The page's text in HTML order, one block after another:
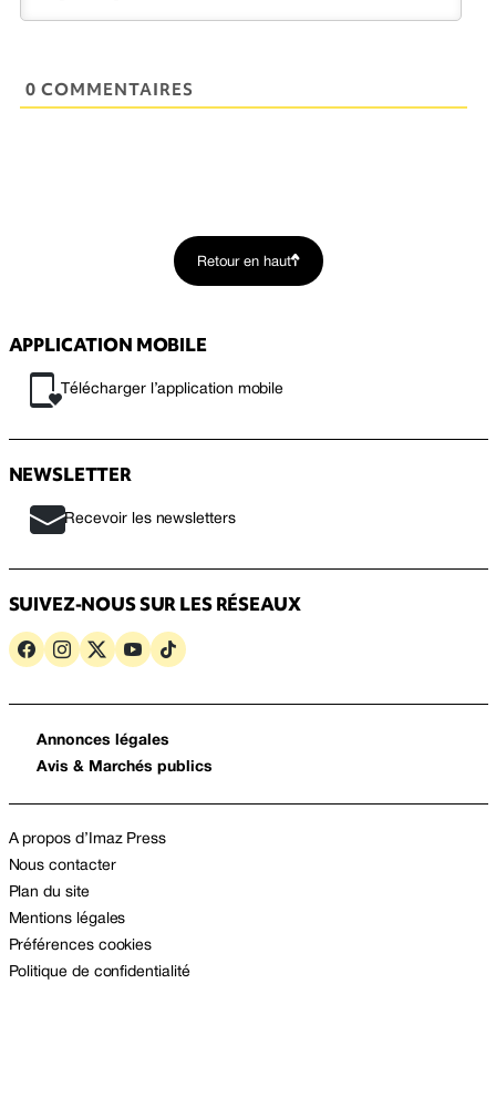
0 COMMENTAIRES
Retour en haut
APPLICATION MOBILE
Télécharger l’application mobile
NEWSLETTER
Recevoir les newsletters
SUIVEZ-NOUS SUR LES RÉSEAUX
Annonces légales
Avis & Marchés publics
A propos d’Imaz Press
Nous contacter
Plan du site
Mentions légales
Préférences cookies
Politique de confidentialité